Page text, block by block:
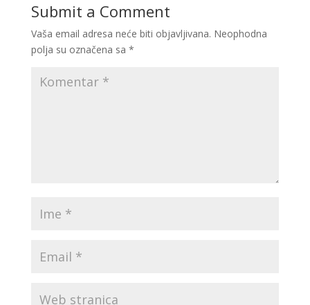
Submit a Comment
Vaša email adresa neće biti objavljivana. Neophodna
polja su označena sa *